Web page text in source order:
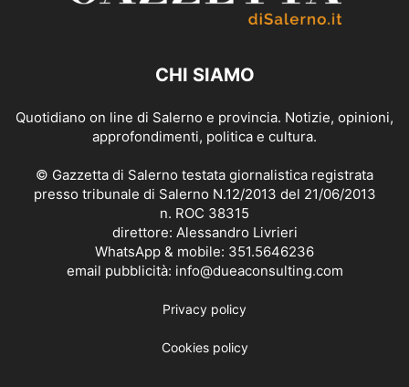
CHI SIAMO
Quotidiano on line di Salerno e provincia. Notizie, opinioni,
approfondimenti, politica e cultura.
© Gazzetta di Salerno testata giornalistica registrata
presso tribunale di Salerno N.12/2013 del 21/06/2013
n. ROC 38315
direttore: Alessandro Livrieri
WhatsApp & mobile: 351.5646236
email pubblicità: info@dueaconsulting.com
Privacy policy
Cookies policy